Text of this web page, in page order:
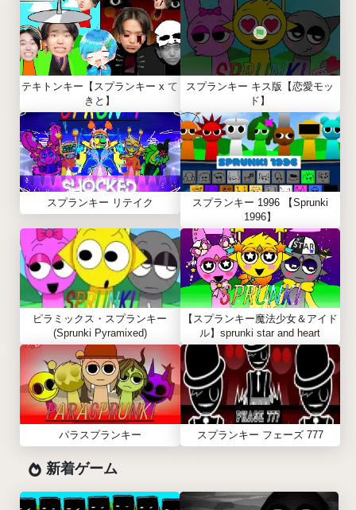
テキトンキー【スプランキー x て
きと】
スプランキー キス版【恋愛モッ
ド】
スプランキー リテイク
スプランキー 1996 【Sprunki
1996】
ピラミックス・スプランキー
(Sprunki Pyramixed)
【スプランキー魔法少女＆アイド
ル】sprunki star and heart
パラスプランキー スプランキー フェーズ 777
新着ゲーム